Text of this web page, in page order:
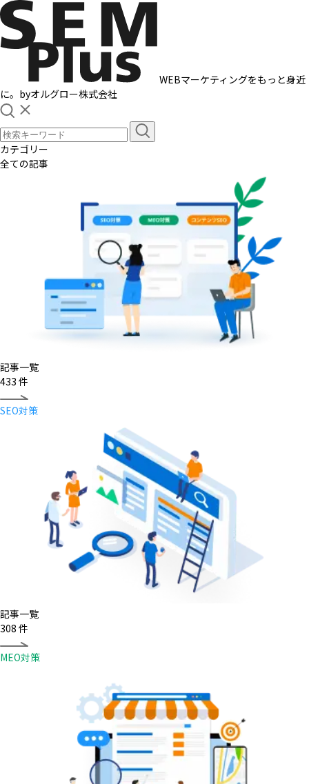
WEBマーケティングをもっと身近
に。 byオルグロー株式会社
カテゴリー
全ての記事
記事一覧
433 件
SEO対策
記事一覧
308 件
MEO対策